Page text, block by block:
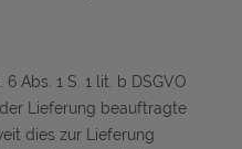
Abs. 1 S. 1 lit. b DSGVO
Lieferung beauftragte
dies zur Lieferung